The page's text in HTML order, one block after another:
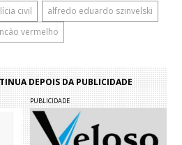
civil
alfredo eduardo szinvelski
vermelho
DEPOIS DA PUBLICIDADE
PUBLICIDADE